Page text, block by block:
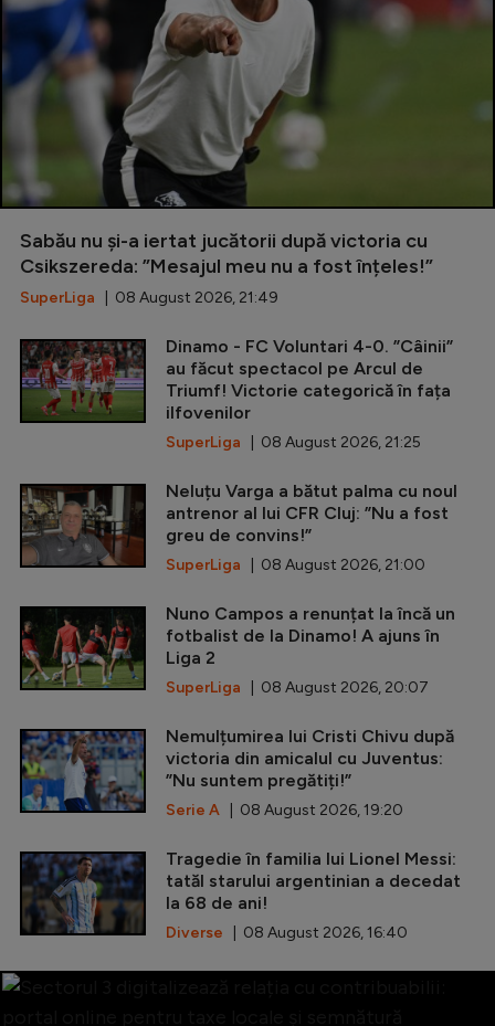
Sabău nu și-a iertat jucătorii după victoria cu
Csikszereda: ”Mesajul meu nu a fost înțeles!”
SuperLiga | 08 August 2026, 21:49
Dinamo - FC Voluntari 4-0. ”Câinii”
au făcut spectacol pe Arcul de
Triumf! Victorie categorică în fața
ilfovenilor
SuperLiga | 08 August 2026, 21:25
Neluțu Varga a bătut palma cu noul
antrenor al lui CFR Cluj: ”Nu a fost
greu de convins!”
SuperLiga | 08 August 2026, 21:00
Nuno Campos a renunțat la încă un
fotbalist de la Dinamo! A ajuns în
Liga 2
SuperLiga | 08 August 2026, 20:07
Nemulțumirea lui Cristi Chivu după
victoria din amicalul cu Juventus:
”Nu suntem pregătiți!”
Serie A | 08 August 2026, 19:20
Tragedie în familia lui Lionel Messi:
tatăl starului argentinian a decedat
la 68 de ani!
Diverse | 08 August 2026, 16:40